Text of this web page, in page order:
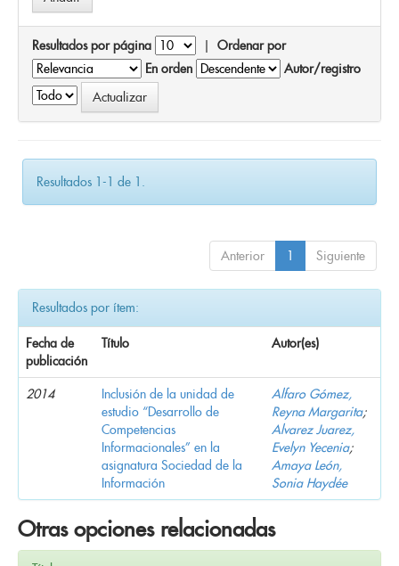
Resultados por página | Ordenar por
En orden
Autor/registro
Resultados 1-1 de 1.
Anterior 1 Siguiente
Resultados por ítem:
Fecha de
publicación
Título Autor(es)
2014
Inclusión de la unidad de
estudio “Desarrollo de
Competencias
Informacionales” en la
asignatura Sociedad de la
Información
Alfaro Gómez,
Reyna Margarita;
Alvarez Juarez,
Evelyn Yecenia;
Amaya León,
Sonia Haydée
Otras opciones relacionadas